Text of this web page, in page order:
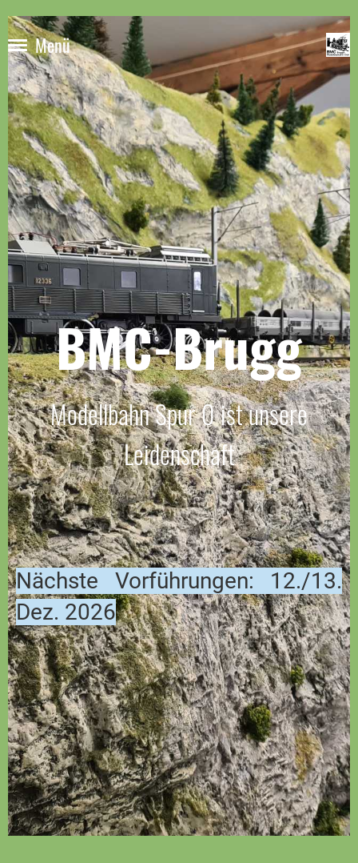
Menü
BMC-Brugg
Modellbahn Spur 0 ist unsere
Leidenschaft
Nächste Vorführungen: 12./13.
Dez. 2026